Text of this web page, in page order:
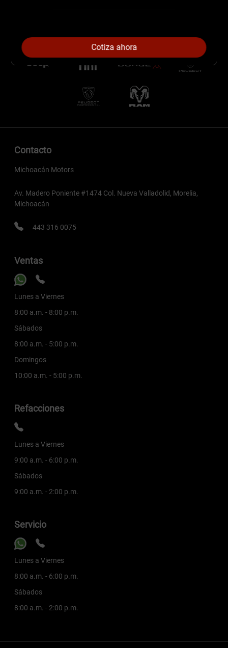
Contacto
Michoacán Motors
Av. Madero Poniente #1474 Col. Nueva Valladolid, Morelia,
Michoacán
443 316 0075
Ventas
Lunes a Viernes
8:00 a.m. - 8:00 p.m.
Sábados
8:00 a.m. - 5:00 p.m.
Domingos
10:00 a.m. - 5:00 p.m.
Refacciones
Lunes a Viernes
9:00 a.m. - 6:00 p.m.
Sábados
9:00 a.m. - 2:00 p.m.
Servicio
Lunes a Viernes
8:00 a.m. - 6:00 p.m.
Sábados
8:00 a.m. - 2:00 p.m.
Cotiza ahora